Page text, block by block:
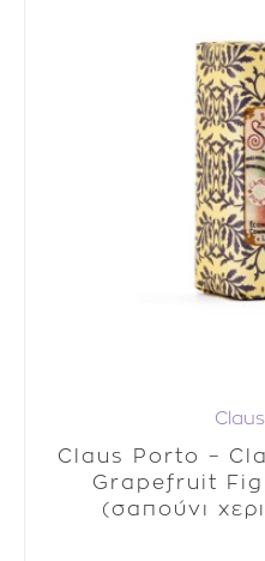
Claus Porto –
Grapefruit
(σαπούνι